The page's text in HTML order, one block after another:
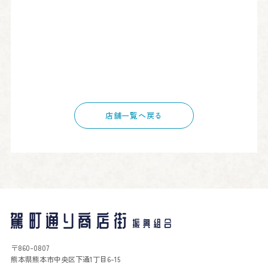
店舗一覧へ戻る
〒860-0807
熊本県熊本市中央区下通1丁目6-15